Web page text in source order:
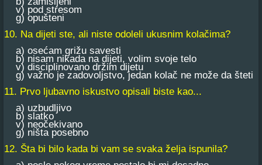
v) pod stresom
g) opušteni
10. Na dijeti ste, ali niste odoleli ukusnim kolačima?
a) оsećam grižu savesti
b) nisam nikada na dijeti, volim svoje telo
v) disciplinovano držim dijetu
g) važno je zadovoljstvo, jedan kolač ne može da šteti
11. Prvo ljubavno iskustvo opisali biste kao...
a) uzbudljivo
b) slatko
v) neočekivano
g) ništa posebno
12. Šta bi bilo kada bi vam se svaka želja ispunila?